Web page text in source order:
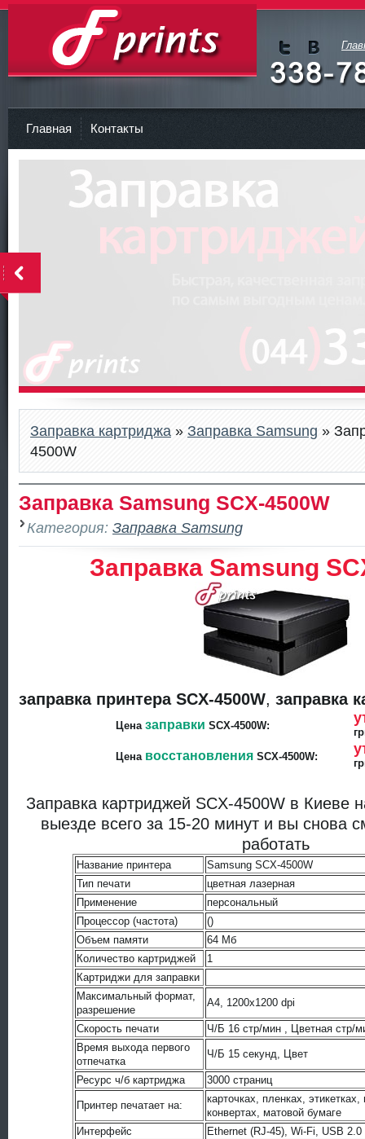
Заправка картриджа Киев
Мы в
Twitte
Мы в
vKont
Главная Контакты
Заправка картриджа » Заправка Samsung »
4500W
Заправка Samsung SCX-4500W
Категория: Заправка Samsung
Заправка Samsung
заправка принтера SCX-4500W, заправка
Цена заправки SCX-4500W:
Цена восстановленияSCX-4500W:
Заправка картриджей SCX-4500W в Киеве
выезде всего за 15-20 минут и вы снова
работать
Название принтера
Samsung SCX-4500W
Тип печати
цветная лазерная
Применение
персональный
Процессор (частота)
()
Объем памяти
64 Мб
Количество картриджей
1
Картриджи для заправки
Максимальный формат,
разрешение
A4, 1200x1200 dpi
Скорость печати
Ч/Б 16 стр/мин , Цветная стр/
Время выхода первого
отпечатка
Ч/Б 15 секунд, Цвет
Ресурс ч/б картриджа 3000 страниц
Принтер печатает на:
карточках, пленках,
конвертах, матовой бумаге
Интерфейс
Ethernet (RJ-45), Wi-Fi, USB 2.0